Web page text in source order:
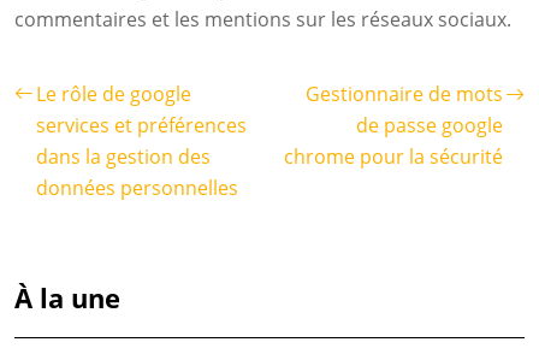
commentaires et les mentions sur les réseaux sociaux.
Le rôle de google
services et préférences
dans la gestion des
données personnelles
Gestionnaire de mots
de passe google
chrome pour la sécurité
À la une